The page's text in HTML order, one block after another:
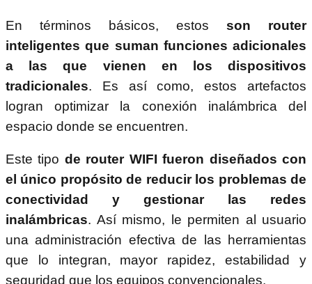
En términos básicos, estos son router
inteligentes que suman funciones adicionales
a las que vienen en los dispositivos
tradicionales. Es así como, estos artefactos
logran optimizar la conexión inalámbrica del
espacio donde se encuentren.
Este tipo de router WIFI fueron diseñados con
el único propósito de reducir los problemas de
conectividad y gestionar las redes
inalámbricas. Así mismo, le permiten al usuario
una administración efectiva de las herramientas
que lo integran, mayor rapidez, estabilidad y
seguridad que los equipos convencionales.